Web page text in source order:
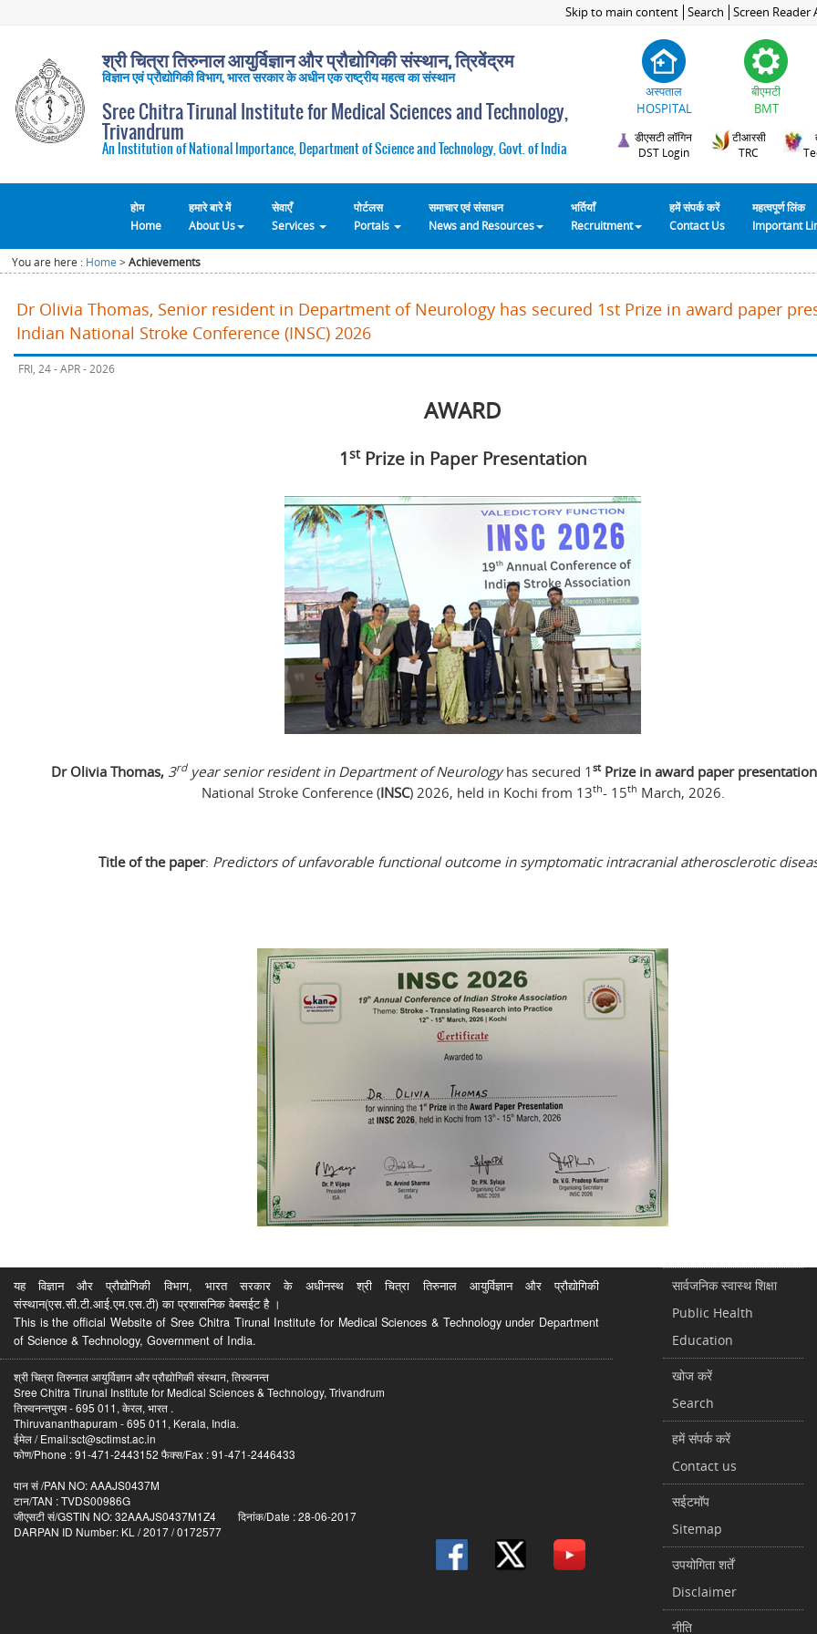
Skip to main content Search Screen Reader
श्री चित्रा तिरुनाल आयुर्विज्ञान और प्रौद्योगिकी संस्थान, त्रिवेंद्रम
विज्ञान एवं प्रौद्योगिकी विभाग, भारत सरकार के अधीन एक राष्ट्रीय महत्व का संस्थान
Sree Chitra Tirunal Institute for Medical Sciences and Technology,
Trivandrum
An Institution of National Importance, Department of Science and Technology, Govt. of India
अस्पताल
HOSPITAL
बीएमटी
BMT
डीएसटी लॉगिन
DST Login
टीआरसी
TRC
होम
Home
हमारे बारे में
About Us
सेवाएँ
Services
पोर्टलस
Portals
समाचार एवं संसाधन
News and Resources
भर्तियाँ
Recruitment
हमें संपर्क करें
Contact Us
महत्वपूर्ण लिंक
Important
You are here : Home >Achievements
Dr Olivia Thomas, Senior resident in Department of Neurology has secured 1st Prize in award paper
Indian National Stroke Conference (INSC) 2026
FRI, 24 - APR - 2026
AWARD
1stPrize in Paper Presentation
Dr Olivia Thomas, 3rdyear senior resident in Department of Neurologyhas secured 1 stPrize in award paper presentation
National Stroke Conference (INSC) 2026, held in Kochi from 13th- 15th March, 2026.
Title of the paper: Predictors of unfavorable functional outcome in symptomatic intracranial atherosclerotic
यह विज्ञान और प्रौद्योगिकी विभाग, भारत सरकार के अधीनस्थ श्री चित्रा तिरुनाल आयुर्विज्ञान और प्रौद्योगिकी
संस्थान(एस.सी.टी.आई.एम.एस.टी) का प्रशासनिक वेबसईट है ।
This is the official Website of Sree Chitra Tirunal Institute for Medical Sciences & Technology under Department
of Science & Technology, Government of India.
श्री चित्रा तिरुनाल आयुर्विज्ञान और प्रौद्योगिकी संस्थान, तिरुवनन्त
Sree Chitra Tirunal Institute for Medical Sciences & Technology, Trivandrum
तिरुवनन्तपुरम - 695 011, केरल, भारत .
Thiruvananthapuram - 695 011, Kerala, India.
ईमेल / Email:sct@sctimst.ac.in
फोण/Phone : 91-471-2443152 फैक्स/Fax : 91-471-2446433
पान सं /PAN NO: AAAJS0437M
टान/TAN : TVDS00986G
जीएसटी सं/GSTIN NO: 32AAAJS0437M1Z4 दिनांक/Date : 28-06-2017
DARPAN ID Number: KL / 2017 / 0172577
सार्वजनिक स्वास्थ शिक्षा
Public Health
Education
खोज करें
Search
हमें संपर्क करें
Contact us
सईटमॉप
Sitemap
उपयोगिता शर्तें
Disclaimer
नीति